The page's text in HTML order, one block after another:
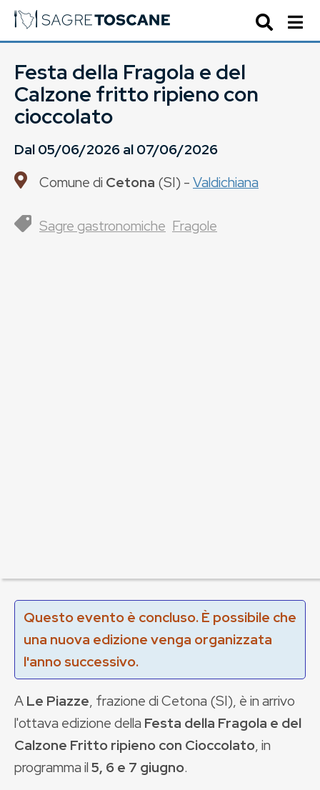
Festa della Fragola e del
Calzone fritto ripieno con
cioccolato
Dal05/06/2026al07/06/2026
Comune di Cetona (SI) -Valdichiana
Sagre gastronomiche Fragole
Questo evento è concluso. È possibile che
una nuova edizione venga organizzata
l'anno successivo.
ALe Piazze, frazione di Cetona (SI), è in arrivo
l'ottava edizione della Festa della Fragola e del
Calzone Fritto ripieno con Cioccolato, in
programma il5, 6 e 7 giugno.